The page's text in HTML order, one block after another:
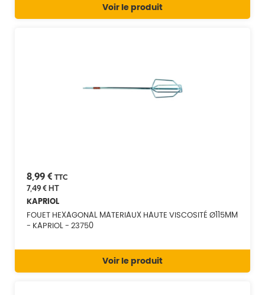
Voir le produit
8,99 € TTC
7,49 €HT
KAPRIOL
FOUET HEXAGONAL MATERIAUX HAUTE VISCOSITÉ Ø115MM
- KAPRIOL - 23750
Voir le produit